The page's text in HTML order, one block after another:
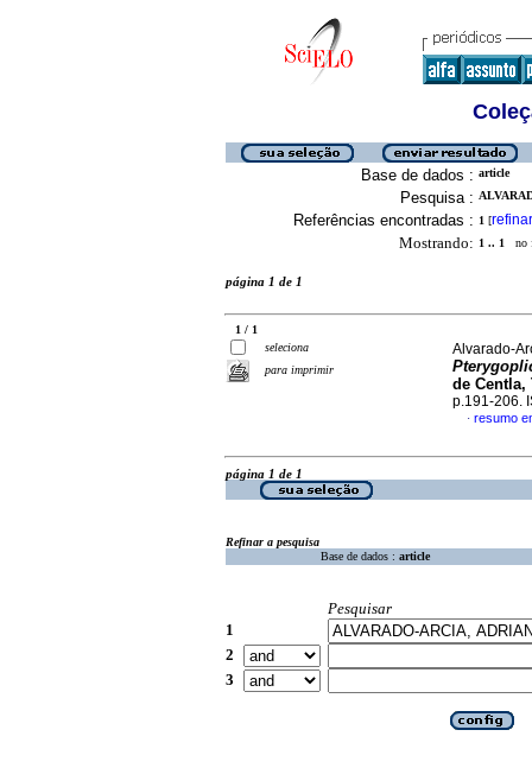
Base de dados : article
Pesquisa :
Referências encontradas : 1 [refinar
Mostrando: 1 .. 1 no
página 1 de 1
1 / 1
seleciona
para imprimir
Alvarado-
de Centla,
p.191-206.
· resumo
página 1 de 1
Refinar a pesquisa
Base de dados : article
Pesquisar
1
2
3